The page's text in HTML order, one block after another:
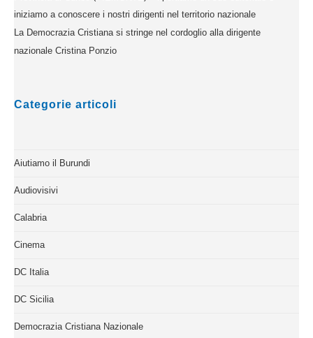
iniziamo a conoscere i nostri dirigenti nel territorio nazionale
La Democrazia Cristiana si stringe nel cordoglio alla dirigente
nazionale Cristina Ponzio
Categorie articoli
Aiutiamo il Burundi
Audiovisivi
Calabria
Cinema
DC Italia
DC Sicilia
Democrazia Cristiana Nazionale